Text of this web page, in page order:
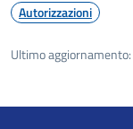
Autorizzazioni
Ultimo aggiornamento: